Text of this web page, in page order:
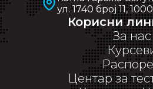
ул. 1740 број 11,
Корисни
За нас
Центар за